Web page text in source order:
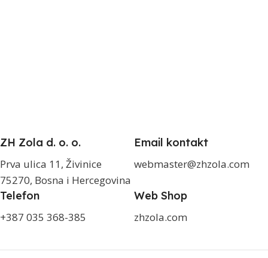
ZH Zola d. o. o.
Prva ulica 11, Živinice
75270, Bosna i Hercegovina
Email kontakt
webmaster@zhzola.com
Telefon
+387 035 368-385
Web Shop
zhzola.com